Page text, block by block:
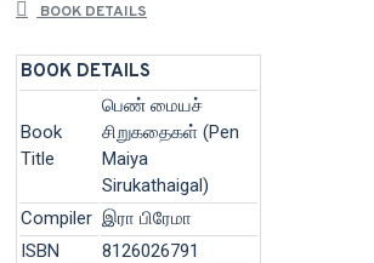
BOOK DETAILS
BOOK DETAILS
Book
Title
பெண் மையச்
சிறுகதைகள் (Pen
Maiya
Sirukathaigal)
Compiler இரா பிரேமா
ISBN
8126026791